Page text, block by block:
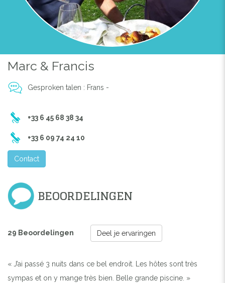
Marc & Francis
Gesproken talen : Frans -
+33 6 45 68 38 34
+33 6 09 74 24 10
Contact
BEOORDELINGEN
29 Beoordelingen Deel je ervaringen
« J’ai passé 3 nuits dans ce bel endroit. Les hôtes sont très
sympas et on y mange très bien. Belle grande piscine. »